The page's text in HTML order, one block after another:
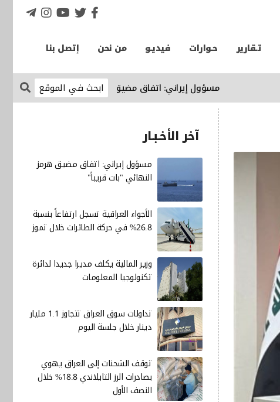
تـقارير حـوارات فيديـو من نحن إتصل بنا
مسؤول إيراني: اتفاق مضيق هرمز النهائي "بات قريباً"
آخر الأخـبـار
مسؤول إيراني: اتفاق مضيق هرمز
النهائي "بات قريباً"
الأجواء العراقية تسجل ارتفاعاً بنسبة
26.8% في حركة الطائرات خلال تموز
وزير المالية يكلف مديرا جديدا لدائرة
تكنولوجيا المعلومات
تداولات سوق العراق تتجاوز 1.1 مليار
دينار خلال جلسة اليوم
توقف الشحنات إلى العراق يهوي
بصادرات الرز التايلاندي 18.8% خلال
النصف الأول